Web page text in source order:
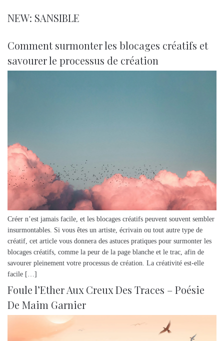
NEW: SANSIBLE
Comment surmonter les blocages créatifs et
savourer le processus de création
Créer n’est jamais facile, et les blocages créatifs peuvent souvent sembler
insurmontables. Si vous êtes un artiste, écrivain ou tout autre type de
créatif, cet article vous donnera des astuces pratiques pour surmonter les
blocages créatifs, comme la peur de la page blanche et le trac, afin de
savourer pleinement votre processus de création. La créativité est-elle
facile […]
Foule l’Ether Aux Creux Des Traces – Poésie
De Maim Garnier